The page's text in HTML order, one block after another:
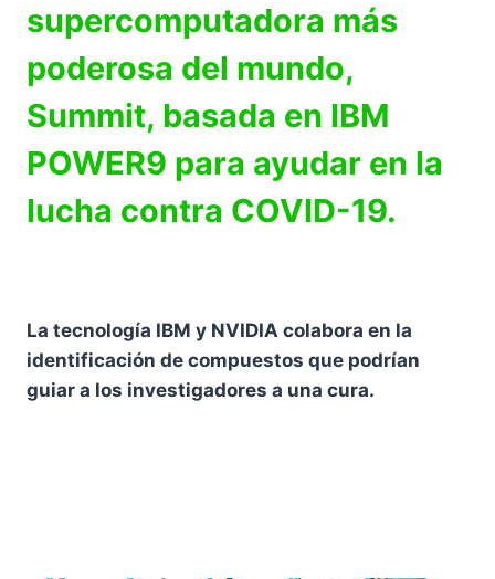
supercomputadora más
poderosa del mundo,
Summit, basada en IBM
POWER9 para ayudar en la
lucha contra COVID-19.
La tecnología IBM y NVIDIA colabora en la
identificación de compuestos que podrían
guiar a los investigadores a una cura.